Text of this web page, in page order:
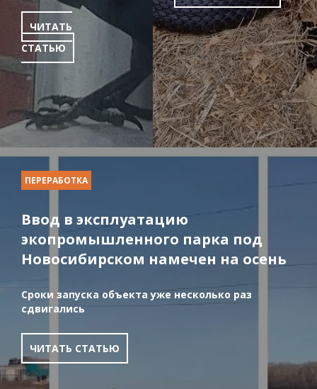
ЧИТАТЬ
СТАТЬЮ
ПЕРЕРАБОТКА
Ввод в эксплуатацию
экопромышленного парка под
Новосибирском намечен на осень
Сроки запуска объекта уже несколько раз
сдвигались
ЧИТАТЬ СТАТЬЮ